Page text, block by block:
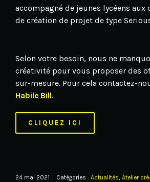
accompagné de jeunes lycéens aux
de création de projet de type
Selon votre besoin, nous ne
créativité pour vous proposer des
sur-mesure. Pour cela contactez-
Habile Bill.
CLIQUEZ ICI
24 mai 2021 | Catégories : Actualités Atelier